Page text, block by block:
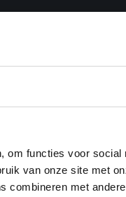
functies voor social
van onze site met
combineren met